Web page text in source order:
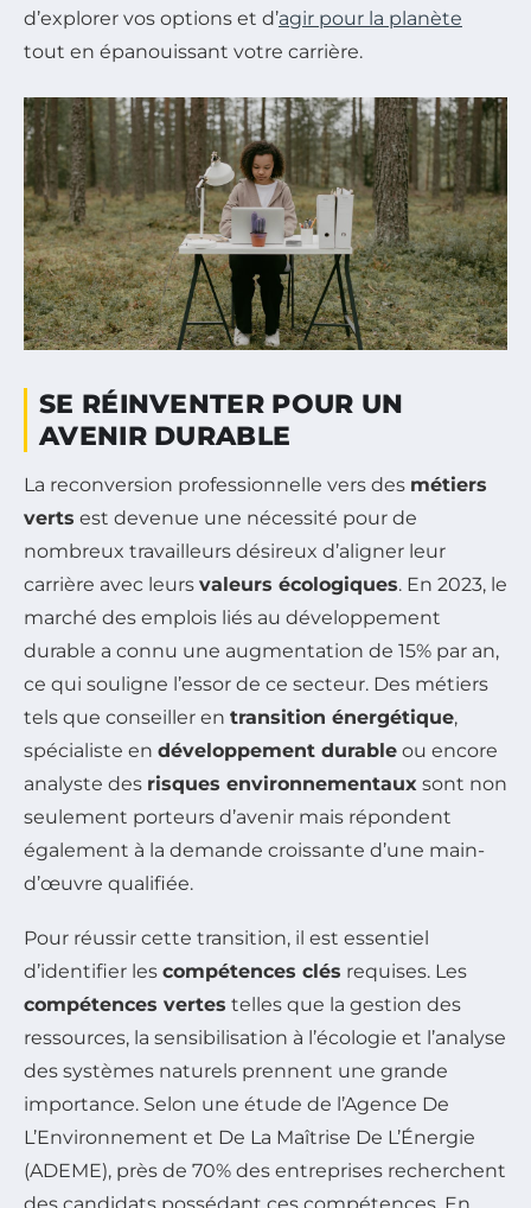
d’explorer vos options et d’agir pour la planète
tout en épanouissant votre carrière.
SE RÉINVENTER POUR UN
AVENIR DURABLE
La reconversion professionnelle vers des métiers
verts est devenue une nécessité pour de
nombreux travailleurs désireux d’aligner leur
carrière avec leurs valeurs écologiques. En 2023, le
marché des emplois liés au développement
durable a connu une augmentation de 15% par an,
ce qui souligne l’essor de ce secteur. Des métiers
tels que conseiller en transition énergétique,
spécialiste en développement durable ou encore
analyste des risques environnementaux sont non
seulement porteurs d’avenir mais répondent
également à la demande croissante d’une main-
d’œuvre qualifiée.
Pour réussir cette transition, il est essentiel
d’identifier les compétences clés requises. Les
compétences vertes telles que la gestion des
ressources, la sensibilisation à l’écologie et l’analyse
des systèmes naturels prennent une grande
importance. Selon une étude de l’Agence De
L’Environnement et De La Maîtrise De L’Énergie
(ADEME), près de 70% des entreprises recherchent